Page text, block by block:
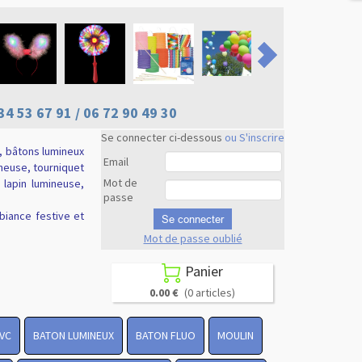
53 67 91 / 06 72 90 49 30
Se connecter ci-dessous ou S'inscrire
Email
Mot de
passe
Se connecter
Mot de passe oublié
lumineux
tourniquet
lumineuse,
festive et
 Panier
0.00 € (0 articles)
BATON LUMINEUX BATON FLUO MOULIN